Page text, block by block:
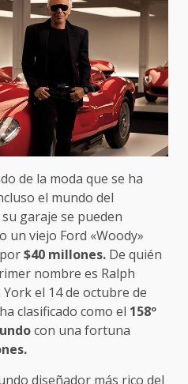
de la moda que se ha
el mundo del
garaje se pueden
un viejo Ford «Woody»
$40 millones. De quién
nombre es Ralph
el 14 de octubre de
clasificado como el 158º
con una fortuna
diseñador más rico del